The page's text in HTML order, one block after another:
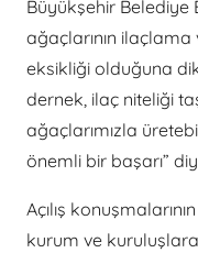
Büyükşehir Belediye
ağaçlarının
eksikliği olduğuna
dernek, ilaç niteliği
ağaçlarımızla
önemli bir başarı”
Açılış
kurum ve